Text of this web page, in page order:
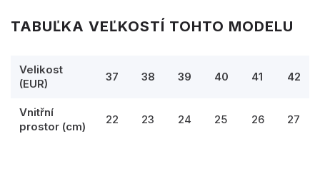
TABUĽKA VEĽKOSTÍ TOHTO MODELU
Velikost
(EUR)
37 38 39 40 41 42
Vnitřní
prostor (cm)
22 23 24 25 26 27